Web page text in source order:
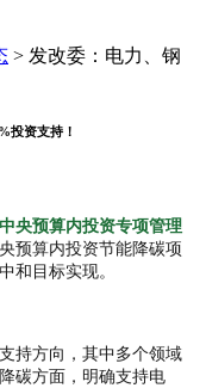
> 发改委：电力、钢
投资支持！
中央预算内投资专项管理
预算内投资节能降碳项
和目标实现。
持方向，其中多个领域
碳方面，明确支持电